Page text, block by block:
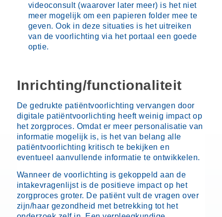
videoconsult (waarover later meer) is het niet
meer mogelijk om een papieren folder mee te
geven. Ook in deze situaties is het uitreiken
van de voorlichting via het portaal een goede
optie.
Inrichting/functionaliteit
De gedrukte patiëntvoorlichting vervangen door
digitale patiëntvoorlichting heeft weinig impact op
het zorgproces. Omdat er meer personalisatie van
informatie mogelijk is, is het van belang alle
patiëntvoorlichting kritisch te bekijken en
eventueel aanvullende informatie te ontwikkelen.
Wanneer de voorlichting is gekoppeld aan de
intakevragenlijst is de positieve impact op het
zorgproces groter. De patiënt vult de vragen over
zijn/haar gezondheid met betrekking tot het